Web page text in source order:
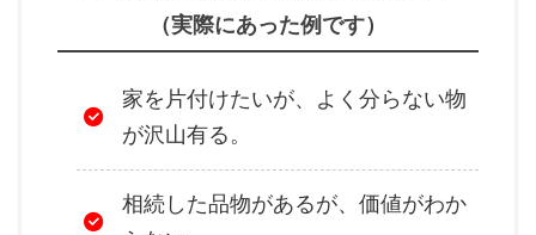
（実際にあった例です）
家を片付けたいが、よく分らない物
が沢山有る。
相続した品物があるが、価値がわか